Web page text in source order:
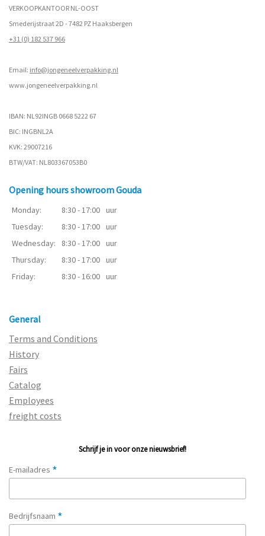
VERKOOPKANTOOR NL-OOST
Smederijstraat 2D - 7482 PZ Haaksbergen
+31 (0) 182 537 966
Email: info@jongeneelverpakking.nl
www.jongeneelverpakking.nl
IBAN: NL92INGB 0668 5222 67
BIC: INGBNL2A
KVK: 29007216
BTW/VAT: NL803367053B0
Opening hours showroom Gouda
Monday: 8:30 - 17:00 uur
Tuesday:
8:30 - 17:00 uur
Wednesday:
8:30 - 17:00 uur
Thursday:
8:30 - 17:00 uur
Friday:
8:30 - 16:00 uur
General
Terms and Conditions
History
Fairs
Catalog
Employees
freight costs
Schrijf je in voor onze nieuwsbrief!
E-mailadres *
Bedrijfsnaam *